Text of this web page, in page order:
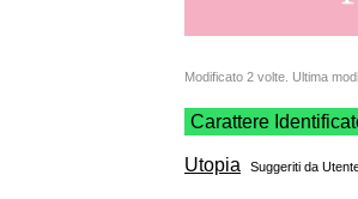
Modificato 2 volte. Ultima
Carattere
Utopia Suggeriti da